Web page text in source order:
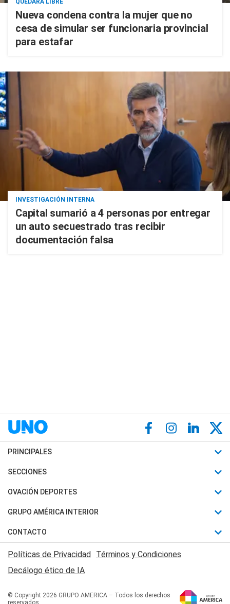
QUEDARÁ LIBRE
Nueva condena contra la mujer que no
cesa de simular ser funcionaria provincial
para estafar
INVESTIGACIÓN INTERNA
Capital sumarió a 4 personas por entregar
un auto secuestrado tras recibir
documentación falsa
PRINCIPALES
Últimas Noticias
Política
Judiciales
Economia
SECCIONES
Horóscopo
Motores
Trucos caseros
Series y Películas
Edictos y Solicitadas
OVACIÓN DEPORTES
Fútbol
Mundial
Automovilismo
Rugby
Básquet
GRUPO AMÉRICA INTERIOR
Canal 7 en Vivo
San Juan 8
CONTACTO
Acerca de Nosotros
Contactanos
Políticas de Privacidad Términos y Condiciones
Decálogo ético de IA
© Copyright 2026 GRUPO AMERICA – Todos los derechos
reservados